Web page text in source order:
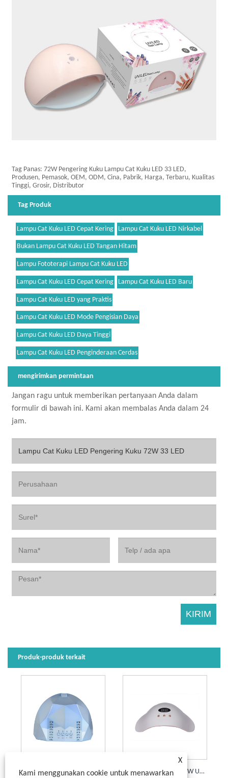
Tag Panas: 72W Pengering Kuku Lampu Cat Kuku LED 33 LED,
Produsen, Pemasok, OEM, ODM, Cina, Pabrik, Harga, Terbaru, Kualitas
Tinggi, Grosir, Distributor
Tag Produk
Lampu Cat Kuku LED Cepat Kering Lampu Cat Kuku LED Nirkabel
Bukan Lampu Cat Kuku LED Tangan Hitam
Lampu Fototerapi Lampu Cat Kuku LED
Lampu Cat Kuku LED Cepat Kering Lampu Cat Kuku LED Baru
Lampu Cat Kuku LED yang Praktis
Lampu Cat Kuku LED Mode Pengisian Daya
Lampu Cat Kuku LED Daya Tinggi
Lampu Cat Kuku LED Penginderaan Cerdas
mengirimkan permintaan
Jangan ragu untuk memberikan pertanyaan Anda dalam
formulir di bawah ini. Kami akan membalas Anda dalam 24
jam.
Produk-produk terkait
Pengering Cat Kuku 48W 30 Lampu Kuku LED untuk Cat Lem Lampu Cat Kuku UV 36W Untuk Gel 18 LED
X
Kami menggunakan cookie untuk menawarkan